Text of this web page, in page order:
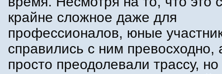
крайне сложное даже для
профессионалов, юные
справились с ним превосходно,
просто преодолевали трассу,